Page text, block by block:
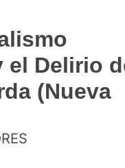
el Delirio
(Nueva